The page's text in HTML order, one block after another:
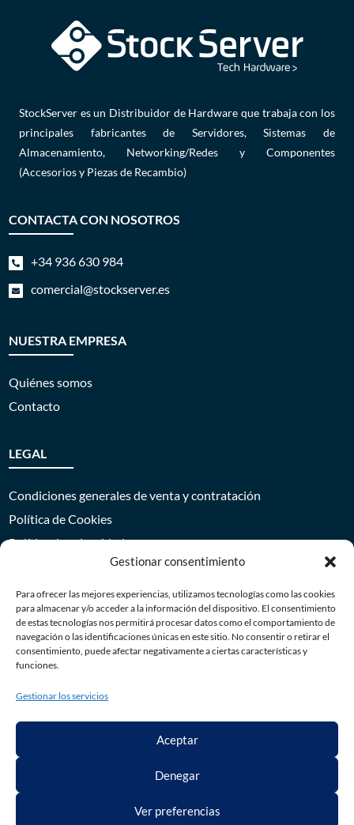
Gestionar consentimiento
Para ofrecer las mejores experiencias, utilizamos tecnologías como las cookies
para almacenar y/o acceder a la información del dispositivo. El consentimiento
de estas tecnologías nos permitirá procesar datos como el comportamiento de
navegación o las identificaciones únicas en este sitio. No consentir o retirar el
consentimiento, puede afectar negativamente a ciertas características y
funciones.
Gestionar los servicios
Aceptar
Denegar
Ver preferencias
StockServer es un Distribuidor de Hardware que trabaja con los
principales fabricantes de Servidores, Sistemas de
Almacenamiento, Networking/Redes y Componentes
(Accesorios y Piezas de Recambio)
CONTACTA CON NOSOTROS
 +34 936 630 984
 comercial@stockserver.es
NUESTRA EMPRESA
Quiénes somos
Contacto
LEGAL
Condiciones generales de venta y contratación
Política de Cookies
Política de privacidad
Este sitio está protegido por reCAPTCHA y Google Política de privacidad y